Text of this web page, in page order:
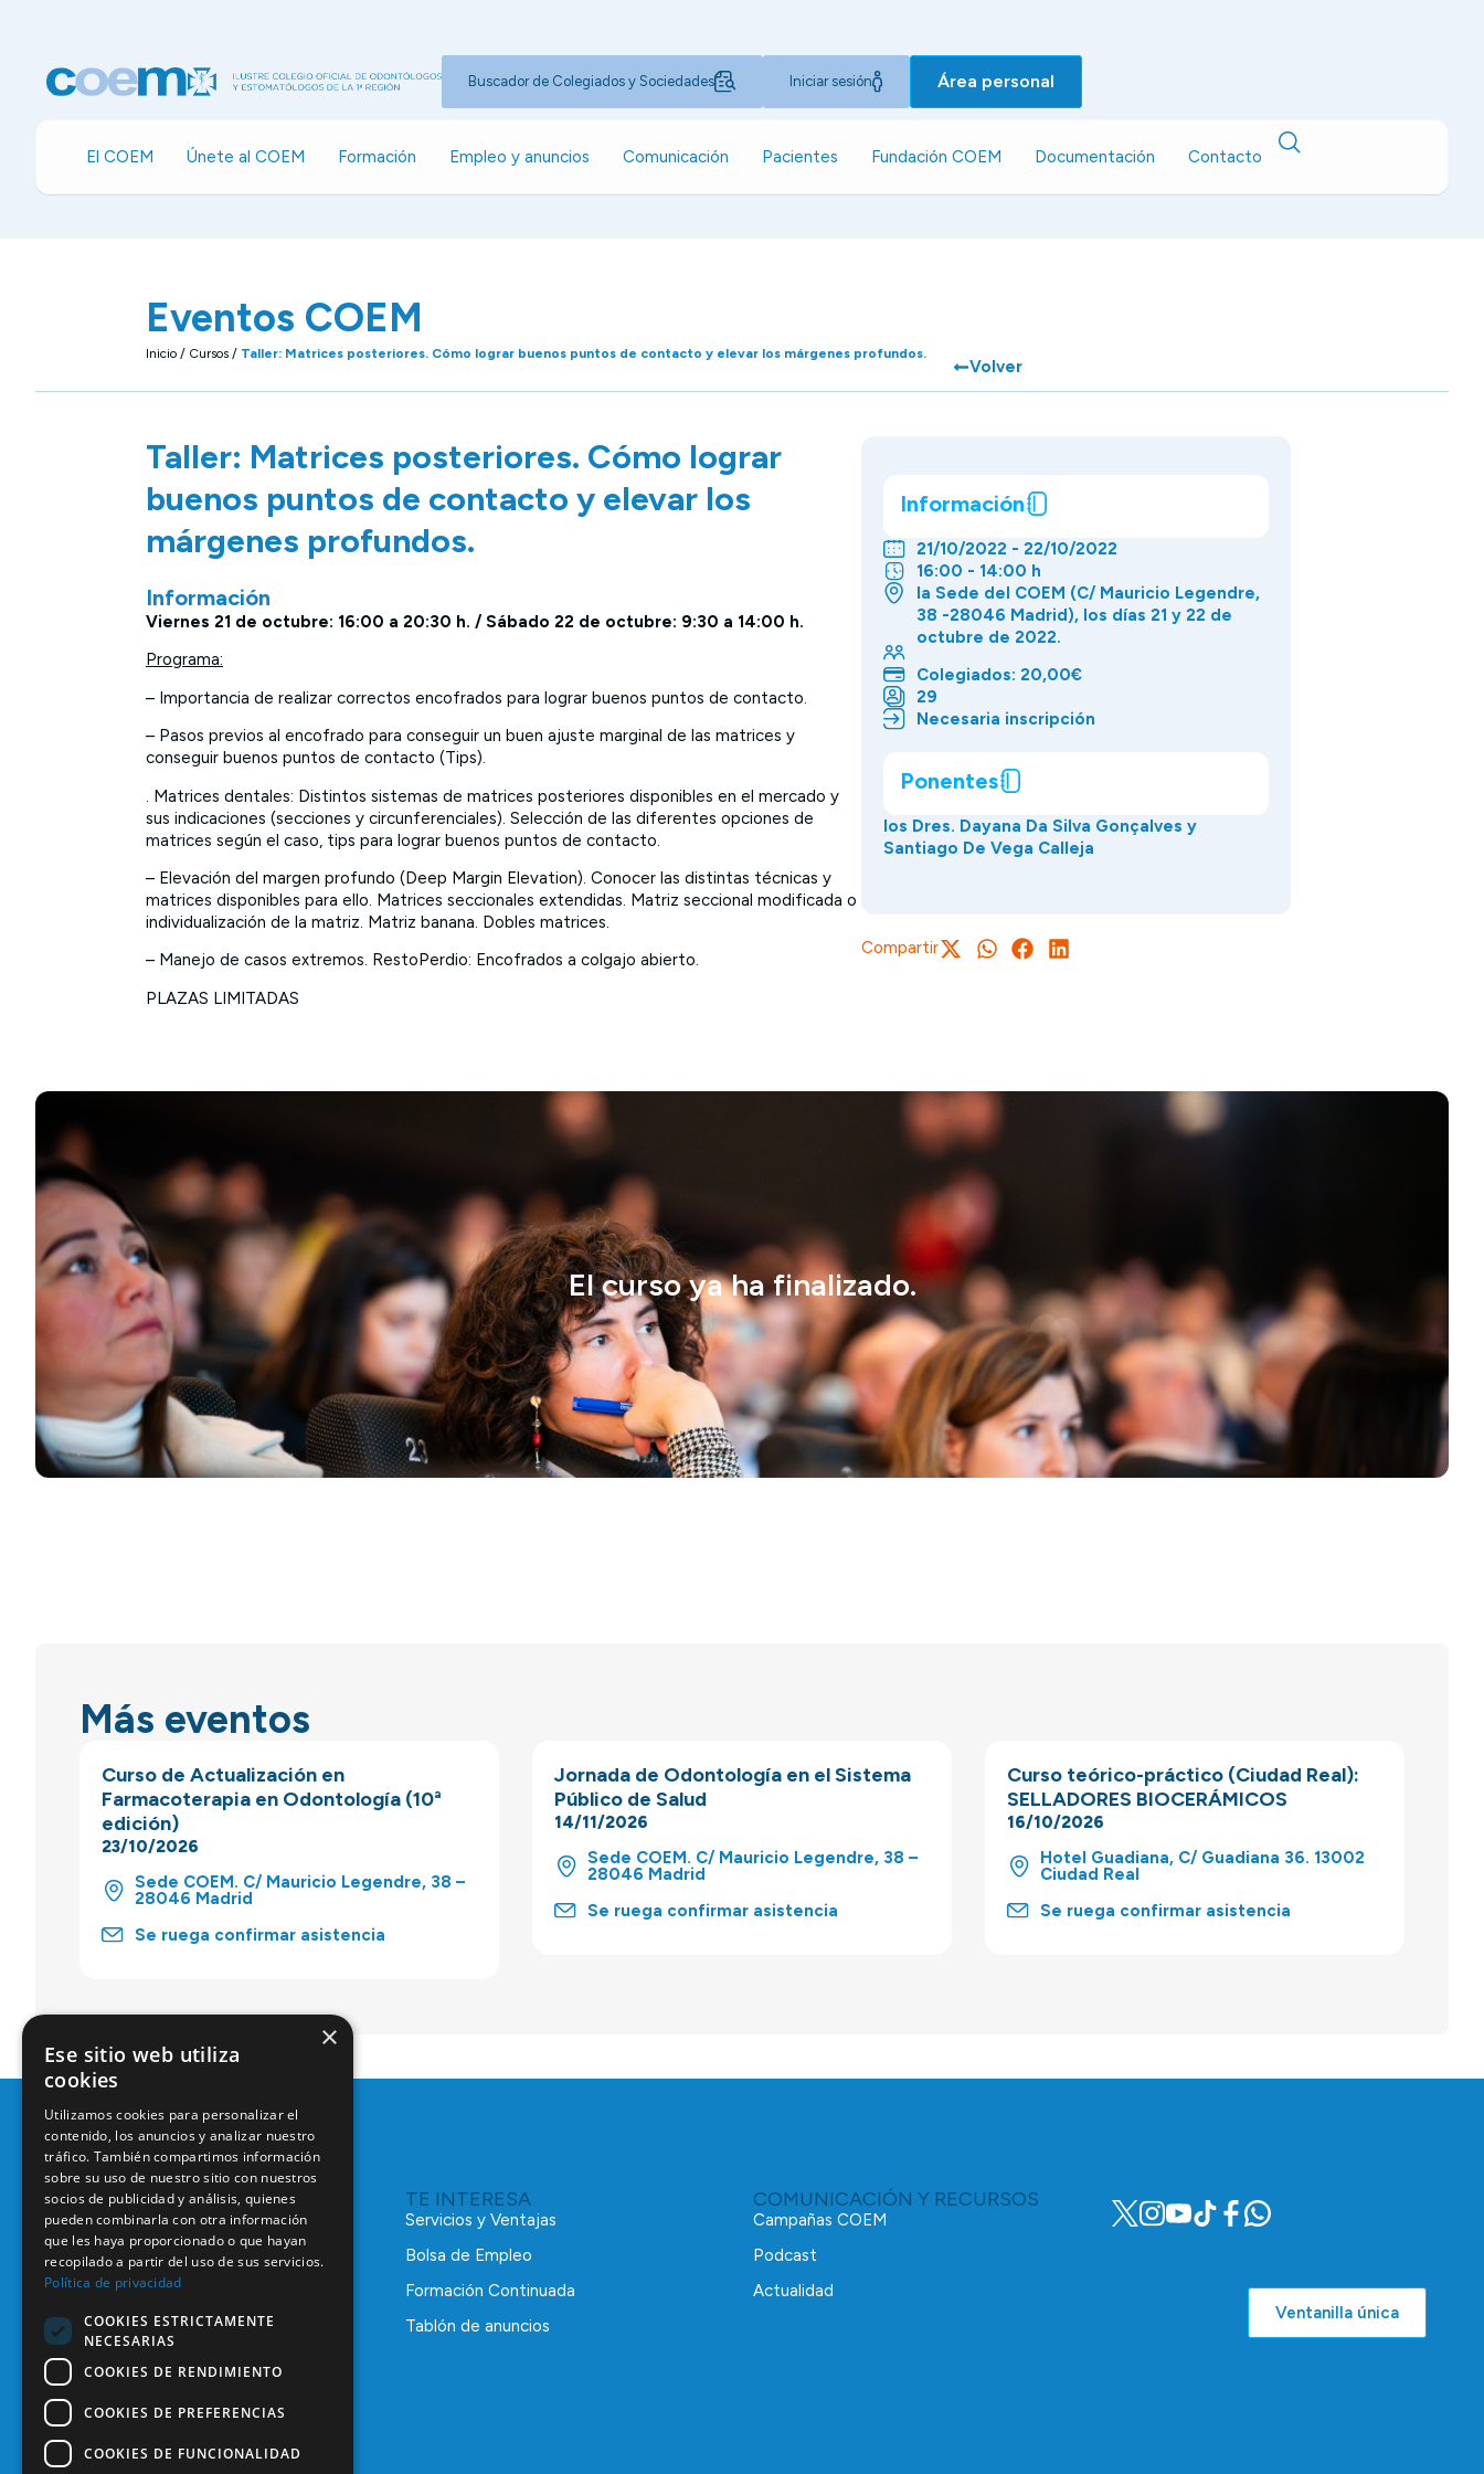
Buscador de Colegiados y Sociedades Iniciar sesión Área personal
El COEM Únete al COEM Formación Empleo y anuncios Comunicación Pacientes Fundación COEM Documentación Contacto
Eventos COEM
Inicio / Cursos / Taller: Matrices posteriores. Cómo lograr buenos puntos de contacto y elevar los márgenes profundos.
Volver
Taller: Matrices posteriores. Cómo lograr
buenos puntos de contacto y elevar los
márgenes profundos.
Información
Viernes 21 de octubre: 16:00 a 20:30 h. / Sábado 22 de octubre: 9:30 a 14:00 h.
Programa:
– Importancia de realizar correctos encofrados para lograr buenos puntos de contacto.
– Pasos previos al encofrado para conseguir un buen ajuste marginal de las matrices y
conseguir buenos puntos de contacto (Tips).
. Matrices dentales: Distintos sistemas de matrices posteriores disponibles en el mercado y
sus indicaciones (secciones y circunferenciales). Selección de las diferentes opciones de
matrices según el caso, tips para lograr buenos puntos de contacto.
– Elevación del margen profundo (Deep Margin Elevation). Conocer las distintas técnicas y
matrices disponibles para ello. Matrices seccionales extendidas. Matriz seccional modificada o
individualización de la matriz. Matriz banana. Dobles matrices.
– Manejo de casos extremos. RestoPerdio: Encofrados a colgajo abierto.
PLAZAS LIMITADAS
Información
21/10/2022 - 22/10/2022
16:00 - 14:00 h
la Sede del COEM (C/ Mauricio Legendre,
38 -28046 Madrid), los días 21 y 22 de
octubre de 2022.
Colegiados: 20,00€
29
Necesaria inscripción
Ponentes
los Dres. Dayana Da Silva Gonçalves y
Santiago De Vega Calleja
Compartir
El curso ya ha finalizado.
Más eventos
Curso de Actualización en
Farmacoterapia en Odontología (10ª
edición)
23/10/2026
Sede COEM. C/ Mauricio Legendre, 38 –
28046 Madrid
Se ruega confirmar asistencia
Jornada de Odontología en el Sistema
Público de Salud
14/11/2026
Sede COEM. C/ Mauricio Legendre, 38 –
28046 Madrid
Se ruega confirmar asistencia
Curso teórico-práctico (Ciudad Real):
SELLADORES BIOCERÁMICOS
16/10/2026
Hotel Guadiana, C/ Guadiana 36. 13002
Ciudad Real
Se ruega confirmar asistencia
C/ Mauricio Legendre, 38
28046 Madrid
91 561 29 05
informacion@coem.org.es
TE INTERESA
Servicios y Ventajas
Bolsa de Empleo
Formación Continuada
Tablón de anuncios
COMUNICACIÓN Y RECURSOS
Campañas COEM
Podcast
Actualidad
Ventanilla única
×
Ese sitio web utiliza
cookies
Utilizamos cookies para personalizar el
contenido, los anuncios y analizar nuestro
tráfico. También compartimos información
sobre su uso de nuestro sitio con nuestros
socios de publicidad y análisis, quienes
pueden combinarla con otra información
que les haya proporcionado o que hayan
recopilado a partir del uso de sus servicios.
Política de privacidad
COOKIES ESTRICTAMENTE
NECESARIAS
COOKIES DE RENDIMIENTO
COOKIES DE PREFERENCIAS
COOKIES DE FUNCIONALIDAD